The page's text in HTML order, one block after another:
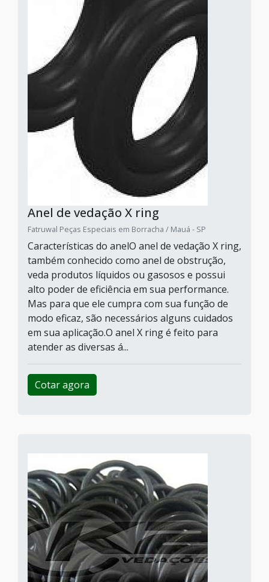
Anel de vedação X ring
Fatruwal Peças Especiais em Borracha / Mauá - SP
Características do anelO anel de vedação X ring,
também conhecido como anel de obstrução,
veda produtos líquidos ou gasosos e possui
alto poder de eficiência em sua performance.
Mas para que ele cumpra com sua função de
modo eficaz, são necessários alguns cuidados
em sua aplicação.O anel X ring é feito para
atender as diversas á...
Cotar agora